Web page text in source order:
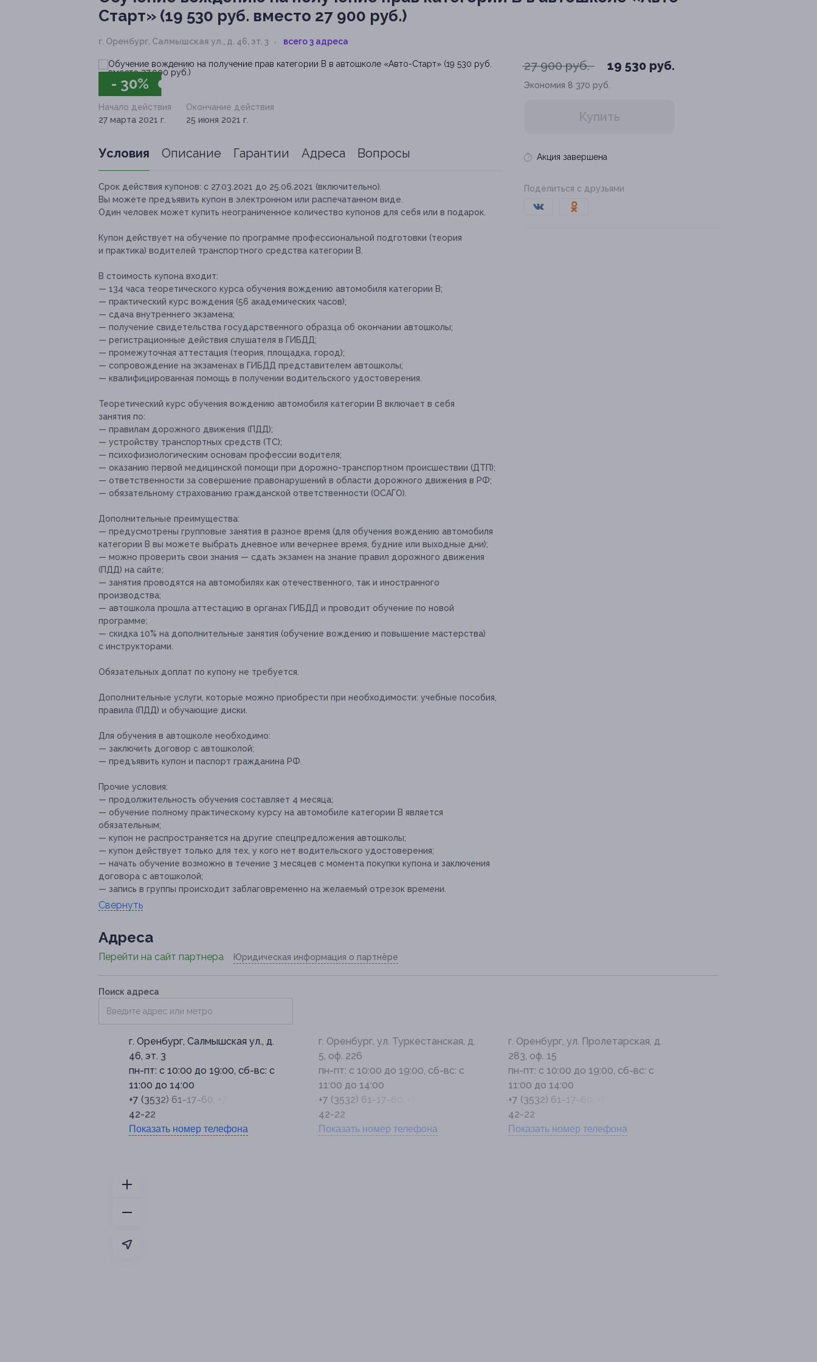
Старт» (19 530 руб. вместо 27 900 руб.)
г. Оренбург, Салмышская ул., д. 46, эт. 3 всего 3 адреса
- 30%
27 900 руб. 19 530 руб.
Экономия 8 370 руб.
Купить
Акция завершена
Поделиться с друзьями
Начало действия
27 марта 2021 г.
Окончание действия
25 июня 2021 г.
Условия Описание Гарантии Адреса Вопросы
Срок действия купонов: с 27.03.2021 до 25.06.2021 (включительно).
Вы можете предъявить купон в электронном или распечатанном виде.
Один человек может купить неограниченное количество купонов для себя или в подарок.
Купон действует на обучение по программе профессиональной подготовки (теория
и практика) водителей транспортного средства категории В.
В стоимость купона входит:
— 134 часа теоретического курса обучения вождению автомобиля категории B;
— практический курс вождения (56 академических часов);
— сдача внутреннего экзамена;
— получение свидетельства государственного образца об окончании автошколы;
— регистрационные действия слушателя в ГИБДД;
— промежуточная аттестация (теория, площадка, город);
— сопровождение на экзаменах в ГИБДД представителем автошколы;
— квалифицированная помощь в получении водительского удостоверения.
Теоретический курс обучения вождению автомобиля категории B включает в себя
занятия по:
— правилам дорожного движения (ПДД);
— устройству транспортных средств (ТС);
— психофизиологическим основам профессии водителя;
— оказанию первой медицинской помощи при дорожно-транспортном происшествии (ДТП);
— ответственности за совершение правонарушений в области дорожного движения в РФ;
— обязательному страхованию гражданской ответственности (ОСАГО).
Дополнительные преимущества:
— предусмотрены групповые занятия в разное время (для обучения вождению автомобиля
категории В вы можете выбрать дневное или вечернее время, будние или выходные дни);
— можно проверить свои знания — сдать экзамен на знание правил дорожного движения
(ПДД) на сайте;
— занятия проводятся на автомобилях как отечественного, так и иностранного
производства;
— автошкола прошла аттестацию в органах ГИБДД и проводит обучение по новой
программе;
— скидка 10% на дополнительные занятия (обучение вождению и повышение мастерства)
с инструкторами.
Обязательных доплат по купону не требуется.
Дополнительные услуги, которые можно приобрести при необходимости: учебные пособия,
правила (ПДД) и обучающие диски.
Для обучения в автошколе необходимо:
— заключить договор с автошколой;
— предъявить купон и паспорт гражданина РФ.
Прочие условия:
— продолжительность обучения составляет 4 месяца;
— обучение полному практическому курсу на автомобиле категории B является
обязательным;
— купон не распространяется на другие спецпредложения автошколы;
— купон действует только для тех, у кого нет водительского удостоверения;
— начать обучение возможно в течение 3 месяцев с момента покупки купона и заключения
договора с автошколой;
— запись в группы происходит заблаговременно на желаемый отрезок времени.
Свернуть
Адресa
Перейти на сайт партнера Юридическая информация о партнёре
Поиск адреса
г. Оренбург, Салмышская ул., д.
46, эт. 3
пн-пт: с 10:00 до 19:00, сб-вс: с
11:00 до 14:00
+7 (3532) 61-17-60, +7 (3532) 26-
42-22
Показать номер телефона
г. Оренбург, ул. Туркестанская, д.
5, оф. 226
пн-пт: с 10:00 до 19:00, сб-вс: с
11:00 до 14:00
+7 (3532) 61-17-60, +7 (3532) 26-
42-22
Показать номер телефона
г. Оренбург, ул. Пролетарская, д.
283, оф. 15
пн-пт: с 10:00 до 19:00, сб-вс: с
11:00 до 14:00
+7 (3532) 61-17-60, +7 (3532) 26-
42-22
Показать номер телефона